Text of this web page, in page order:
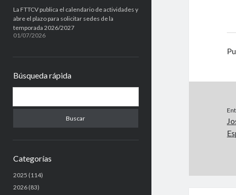
La FTTCV publica el calendario de actividades y
abre el plazo para solicitar sedes de la
temporada 2026/2027
01/07/2026
Búsqueda rápida
u
c
a
r
Categorías
2025 (114)
2026(83)